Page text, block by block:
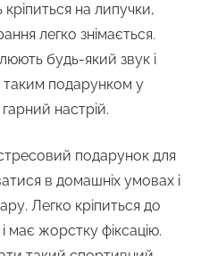
на липучки,
легко знімається.
будь-який звук і
таким подарунком у
настрій.
подарунок для
в домашніх умовах і
Легко кріпиться до
має жорстку фіксацію.